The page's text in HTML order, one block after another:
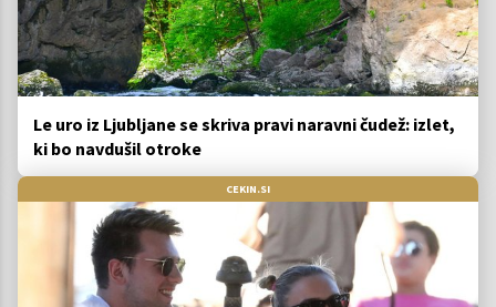
Le uro iz Ljubljane se skriva pravi naravni čudež: izlet,
ki bo navdušil otroke
CEKIN.SI